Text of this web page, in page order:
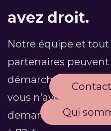
avez droit.
Notre équipe et tout
partenaires peuvent
démarches. Ce
vous n'avez pas à le
demandes sont
Qui